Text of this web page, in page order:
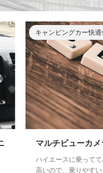
キャンピングカー快適
マルチビューカメ
ハイエースに乗って
高いので、乗りやす